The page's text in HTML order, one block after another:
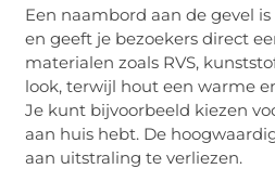
Een naambord aan de gevel
en geeft je bezoekers direct
materialen zoals RVS,
look, terwijl hout een warme
Je kunt bijvoorbeeld kiezen
aan huis hebt. De
aan uitstraling te verliezen.